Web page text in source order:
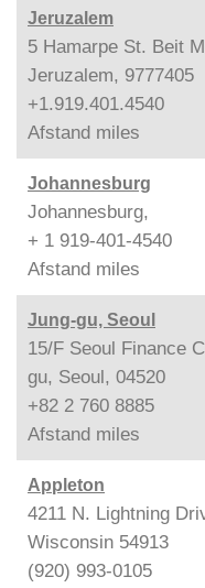
Jeruzalem
5 Hamarpe St. Beit
Jeruzalem, 9777405
+1.919.401.4540
Afstand miles
Johannesburg
Johannesburg,
+ 1 919-401-4540
Afstand miles
Jung-gu, Seoul
15/F Seoul Finance
gu, Seoul, 04520
+82 2 760 8885
Afstand miles
Appleton
4211 N. Lightning
Wisconsin 54913
(920) 993-0105